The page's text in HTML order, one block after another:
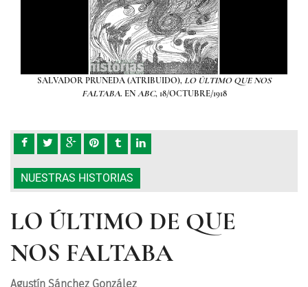
SALVADOR PRUNEDA (ATRIBUIDO),LO ÚLTIMO QUE NOS
FALTABA. ENABC, 18/OCTUBRE/1918
NUESTRAS HISTORIAS
LO ÚLTIMO DE QUE
NOS FALTABA
Agustín Sánchez González